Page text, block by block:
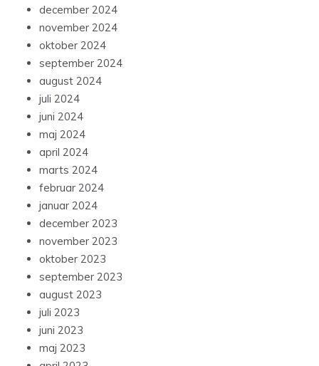
december 2024
november 2024
oktober 2024
september 2024
august 2024
juli 2024
juni 2024
maj 2024
april 2024
marts 2024
februar 2024
januar 2024
december 2023
november 2023
oktober 2023
september 2023
august 2023
juli 2023
juni 2023
maj 2023